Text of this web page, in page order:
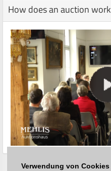
Verwendung von Cookies
How does an auction work